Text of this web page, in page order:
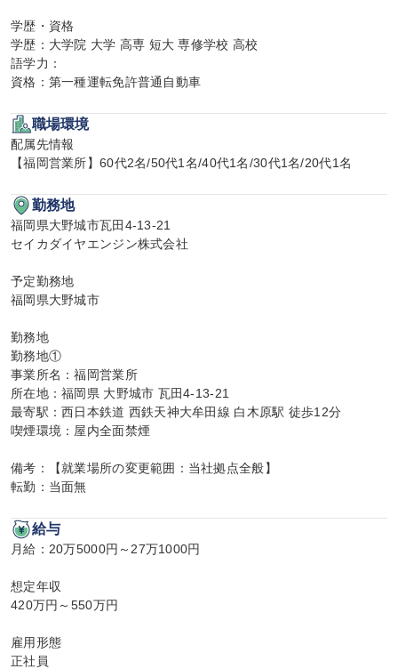
学歴・資格
学歴：大学院 大学 高専 短大 専修学校 高校
語学力：
資格：第一種運転免許普通自動車
職場環境
配属先情報
【福岡営業所】60代2名/50代1名/40代1名/30代1名/20代1名
勤務地
福岡県大野城市瓦田4-13-21
セイカダイヤエンジン株式会社
予定勤務地
福岡県大野城市
勤務地
勤務地①
事業所名：福岡営業所
所在地：福岡県 大野城市 瓦田4-13-21
最寄駅：西日本鉄道 西鉄天神大牟田線 白木原駅 徒歩12分
喫煙環境：屋内全面禁煙
備考：【就業場所の変更範囲：当社拠点全般】
転勤：当面無
給与
月給：20万5000円～27万1000円
想定年収
420万円～550万円
雇用形態
正社員